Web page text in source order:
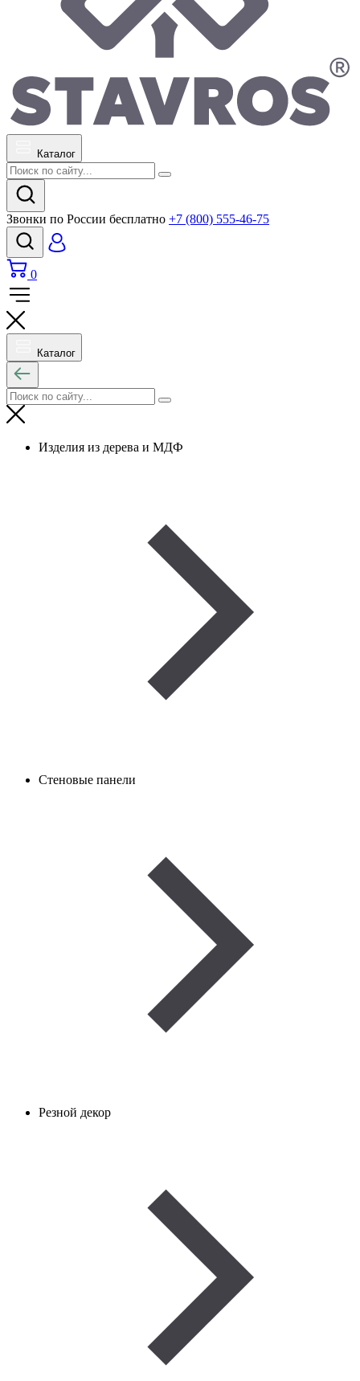
Каталог
Звонки по России бесплатно +7 (800) 555-46-75
0
Каталог
Изделия из дерева и МДФ
Стеновые панели
Резной декор